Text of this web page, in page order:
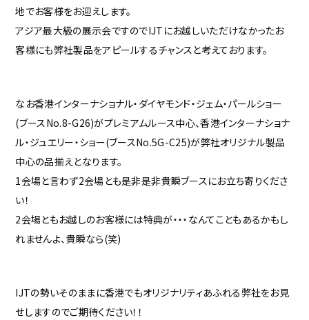
地でお客様をお迎えします。
アジア最大級の展示会ですのでIJTにお越しいただけなかったお
客様にも弊社製品をアピールするチャンスと考えております。
なお香港インターナショナル・ダイヤモンド・ジェム・パールショー
(ブースNo.8-G26)がプレミアムルース中心、香港インターナショナ
ル・ジュエリー・ショー(ブースNo.5G-C25)が弊社オリジナル製品
中心の品揃えとなります。
1会場と言わず2会場とも是非是非貴瞬ブースにお立ち寄りくださ
い！
2会場ともお越しのお客様には特典が・・・なんてこともあるかもし
れませんよ、貴瞬なら(笑)
IJTの勢いそのままに香港でもオリジナリティあふれる弊社をお見
せしますのでご期待ください！！